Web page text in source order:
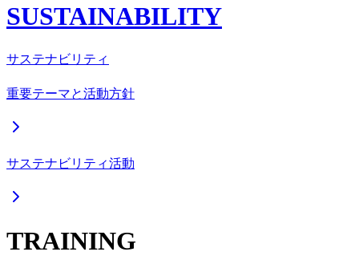
SUSTAINABILITY
サステナビリティ
重要テーマと活動方針
サステナビリティ活動
TRAINING